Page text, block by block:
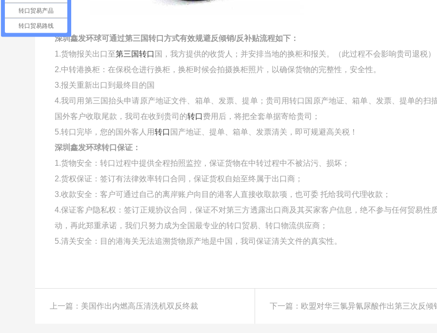
深圳鑫发环球可通过第三国转口方式有效规避反倾销/反补贴流程如下：
1.货物报关出口至第三国转口 国，我方提供的收货人；并安排当地的换柜和报关。（此过程不会影响贵司退税）
2.中转港换柜：在保税仓进行换柜，换柜时候会拍摄换柜照片，以确保货物的完整性，安全性。
3.报关重新出口到最终目的国
4.我司用第三国抬头申请原产地证文件、箱单、发票、提单；贵司用转口国原产地证、箱单、发票、提单的扫
国外客户收取尾款，我司在收到贵司的转口费用后，将把全套单据寄给贵司；
5.转口完毕，您的国外客人用转口 国产地证、提单 、箱单、发票清关，即可规避高关税！
深圳鑫发环球转口保证：
1.货物安全：转口过程中提供全程拍照监控，保证货物在中转过程中不被沾污、损坏；
2.货权保证：签订有法律效率转口合同，保证货权自始至终属于出口商；
3.收款安全：客户可通过自己的离岸账户向目的港客人直接收取款项，也可委 托给我司代理收款；
4.保证客户隐私权：签订正规协议合同，保证不对第三方透露出口商及其买家客户信息，绝不参与任何贸易性
动，再此郑重承诺，我们只努力成为全国最专业的转口贸易、转口物流供应商；
5.清关安全：目的港海关无法追溯货物原产地是中国，我司保证清关文件的真实性。
上一篇：美国作出内燃高压清洗机双反终裁
转口贸易产品
转口贸易路线